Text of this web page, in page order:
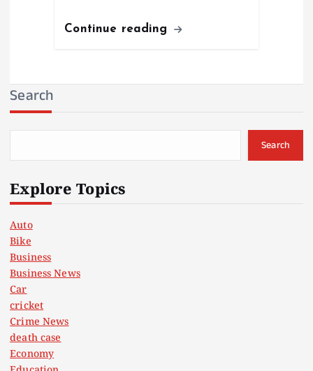
Continue reading
Search
Search
Explore Topics
Auto
Bike
Business
Business News
Car
cricket
Crime News
death case
Economy